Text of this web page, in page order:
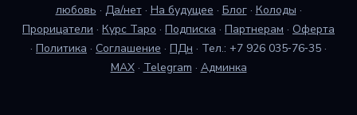
любовь · Да/нет· На будущее · Блог· Колоды ·
Прорицатели · Курс Таро · Подписка · Партнерам · Оферта
· Политика · Соглашение · ПДн · Тел.: +7 926 035‑76‑35 ·
MAX· Telegram · Админка